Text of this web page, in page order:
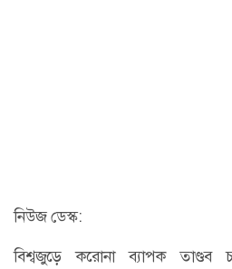
নিউজ ডেস্ক:
বিশ্বজুড়ে করোনা ব্যাপক তাণ্ডব